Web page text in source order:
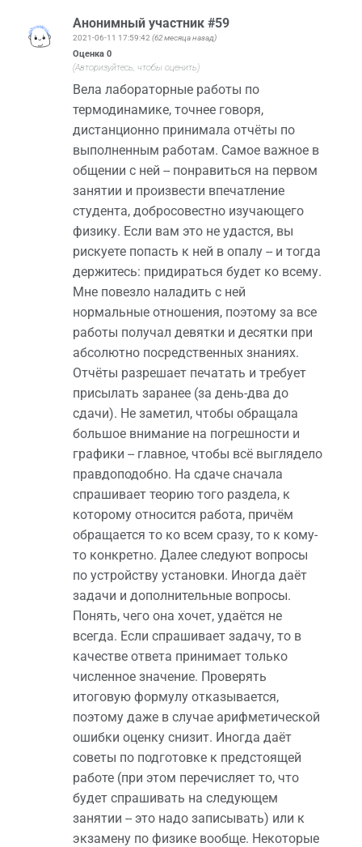
Анонимный участник #59
2021-06-11 17:59:42 (62 месяца назад)
Оценка 0
(Авторизуйтесь, чтобы оценить)
Вела лабораторные работы по
термодинамике, точнее говоря,
дистанционно принимала отчёты по
выполненным работам. Самое важное в
общении с ней -- понравиться на первом
занятии и произвести впечатление
студента, добросовестно изучающего
физику. Если вам это не удастся, вы
рискуете попасть к ней в опалу -- и тогда
держитесь: придираться будет ко всему.
Мне повезло наладить с ней
нормальные отношения, поэтому за все
работы получал девятки и десятки при
абсолютно посредственных знаниях.
Отчёты разрешает печатать и требует
присылать заранее (за день-два до
сдачи). Не заметил, чтобы обращала
большое внимание на погрешности и
графики -- главное, чтобы всё выглядело
правдоподобно. На сдаче сначала
спрашивает теорию того раздела, к
которому относится работа, причём
обращается то ко всем сразу, то к кому-
то конкретно. Далее следуют вопросы
по устройству установки. Иногда даёт
задачи и дополнительные вопросы.
Понять, чего она хочет, удаётся не
всегда. Если спрашивает задачу, то в
качестве ответа принимает только
численное значение. Проверять
итоговую формулу отказывается,
поэтому даже в случае арифметической
ошибки оценку снизит. Иногда даёт
советы по подготовке к предстоящей
работе (при этом перечисляет то, что
будет спрашивать на следующем
занятии -- это надо записывать) или к
экзамену по физике вообще. Некоторые